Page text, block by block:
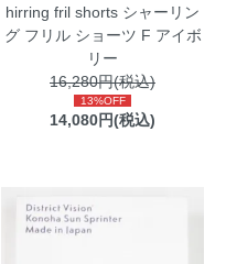
hirring fril shorts シャーリン
グ フリル ショーツ F アイボ
リー
16,280円(税込)
13%OFF
14,080円(税込)